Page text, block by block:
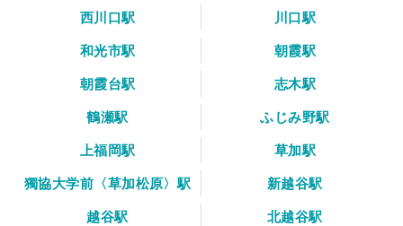
西川口駅
川口駅
和光市駅
朝霞駅
朝霞台駅
志木駅
鶴瀬駅
ふじみ野駅
上福岡駅
草加駅
獨協大学前〈草加松原〉駅
新越谷駅
越谷駅
北越谷駅